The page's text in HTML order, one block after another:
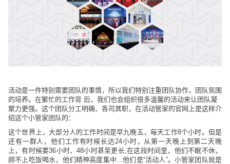
活动是一件特别需要团队的事情，所以我们特别注重团队协作，团队氛围
的培养。在繁忙的工作背 后，我们也会组织很多温馨的活动来让团队凝
聚力更强。这个团队分工明确、各司其职，在活动管家的官网上是这样介
绍这个小管家团队的：
这个世界上，大部分人的工作时间是早九晚五，每天工作8个小时。 但是
还有一群人，他们工作有时候长达24小时，从第一天晚上到第二天晚
上，有时候要36小时、48小时甚至更长, 在这段时间里，他们不眠不休，
顾不上吃饭喝水，他们精神高度集中
他们是“活动人 ”。小管家团队就是